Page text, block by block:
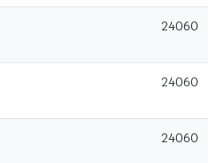
24060
24060
24060